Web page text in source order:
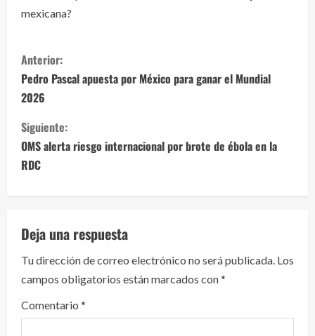
mexicana?
S
i
g
u
e
l
e
y
e
n
Anterior:
Pedro Pascal apuesta por México para ganar el Mundial
2026
Siguiente:
OMS alerta riesgo internacional por brote de ébola en la
RDC
Deja una respuesta
Tu dirección de correo electrónico no será publicada. Los
campos obligatorios están marcados con*
Comentario *